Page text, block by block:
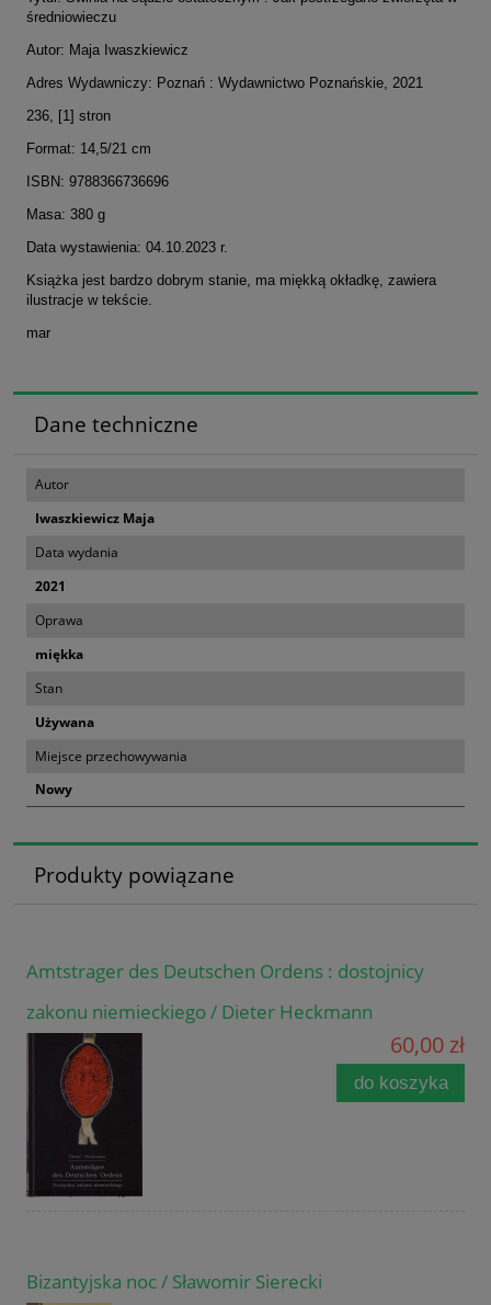
średniowieczu
Autor: Maja Iwaszkiewicz
Adres Wydawniczy: Poznań : Wydawnictwo Poznańskie, 2021
236, [1] stron
Format: 14,5/21 cm
ISBN: 9788366736696
Masa: 380 g
Data wystawienia: 04.10.2023 r.
Książka jest bardzo dobrym stanie, ma miękką okładkę, zawiera
ilustracje w tekście.
mar
Dane techniczne
Autor
Iwaszkiewicz Maja
Data wydania
2021
Oprawa
miękka
Stan
Używana
Miejsce przechowywania
Nowy
Produkty powiązane
Amtstrager des Deutschen Ordens : dostojnicy
zakonu niemieckiego / Dieter Heckmann
60,00 zł
do koszyka
Bizantyjska noc / Sławomir Sierecki